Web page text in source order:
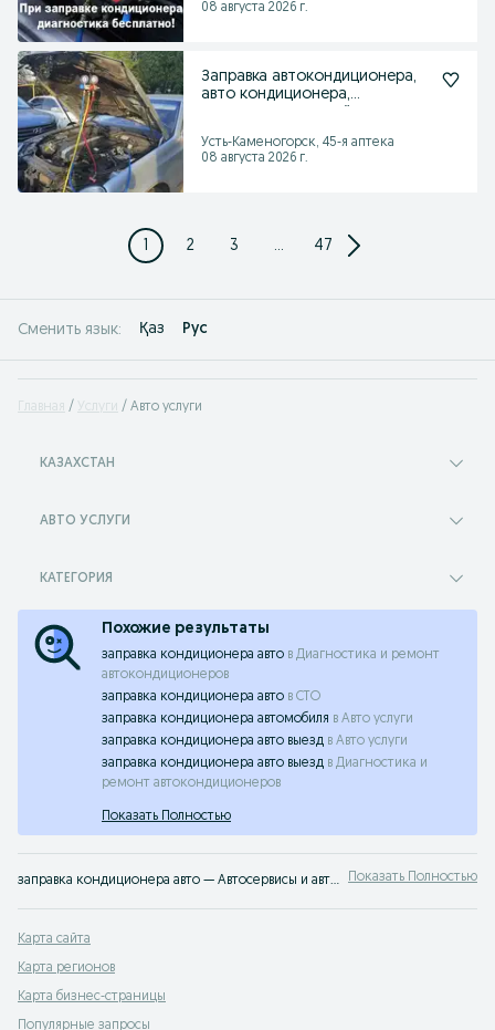
08 августа 2026 г.
Заправка автокондиционера,
авто кондиционера,
Усть-Каменогорск, 45-я аптека
08 августа 2026 г.
1 2 3 ... 47
Сменить язык: Қаз Рус
Главная Услуги Авто услуги
КАЗАХСТАН
АВТО УСЛУГИ
КАТЕГОРИЯ
Похожие результаты
заправка кондиционера авто в Диагностика и ремонт
автокондиционеров
заправка кондиционера авто в СТО
заправка кондиционера автомобиля в Авто услуги
заправка кондиционера авто выезд в Авто услуги
заправка кондиционера авто выезд в Диагностика и
ремонт автокондиционеров
Показать Полностью
заправка кондиционера авто — Автосервисы и автоуслуги в Казахстане ⭐ Диагностика, ремонт, техосмотр, замена масел — автосервисы с описаниями работ, фото и выгодными ценами на OLX.kz Показать Полностью
Карта сайта
Карта регионов
Карта бизнес-страницы
Популярные запросы